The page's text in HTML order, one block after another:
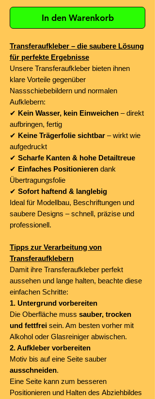
In den Warenkorb
Transferaufkleber – die saubere Lösung
für perfekte Ergebnisse
Unsere Transferaufkleber bieten ihnen
klare Vorteile gegenüber
Nassschiebebildern und normalen
Aufklebern:
✔ Kein Wasser, kein Einweichen – direkt
aufbringen, fertig
✔ Keine Trägerfolie sichtbar – wirkt wie
aufgedruckt
✔ Scharfe Kanten & hohe Detailtreue
✔ Einfaches Positionieren dank
Übertragungsfolie
✔ Sofort haftend & langlebig
Ideal für Modellbau, Beschriftungen und
saubere Designs – schnell, präzise und
professionell.
Tipps zur Verarbeitung von
Transferaufklebern
Damit ihre Transferaufkleber perfekt
aussehen und lange halten, beachte diese
einfachen Schritte:
1. Untergrund vorbereiten
Die Oberfläche muss sauber, trocken
und fettfrei sein. Am besten vorher mit
Alkohol oder Glasreiniger abwischen.
2. Aufkleber vorbereiten
Motiv bis auf eine Seite sauber
ausschneiden.
Eine Seite kann zum besseren
Positionieren und Halten des Abziehbildes